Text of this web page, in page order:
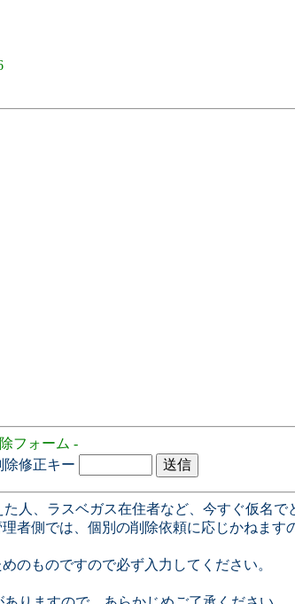
フォーム -
除修正キー
人、ラスベガス在住者など、今すぐ仮名で
者側では、個別の削除依頼に応じかねます
のものですので必ず入力してください。